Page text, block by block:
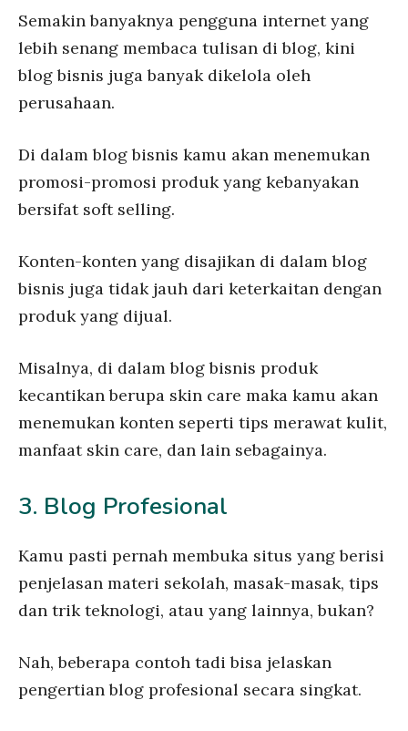
Semakin banyaknya pengguna internet yang
lebih senang membaca tulisan di blog, kini
blog bisnis juga banyak dikelola oleh
perusahaan.
Di dalam blog bisnis kamu akan menemukan
promosi-promosi produk yang kebanyakan
bersifat soft selling.
Konten-konten yang disajikan di dalam blog
bisnis juga tidak jauh dari keterkaitan dengan
produk yang dijual.
Misalnya, di dalam blog bisnis produk
kecantikan berupa skin care maka kamu akan
menemukan konten seperti tips merawat kulit,
manfaat skin care, dan lain sebagainya.
3. Blog Profesional
Kamu pasti pernah membuka situs yang berisi
penjelasan materi sekolah, masak-masak, tips
dan trik teknologi, atau yang lainnya, bukan?
Nah, beberapa contoh tadi bisa jelaskan
pengertian blog profesional secara singkat.